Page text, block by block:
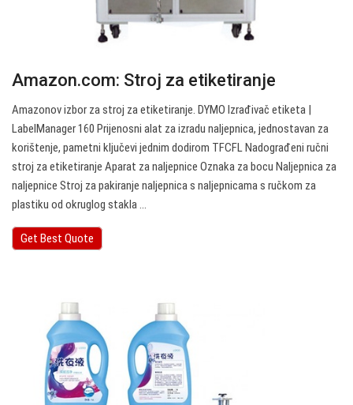
Amazon.com: Stroj za etiketiranje
Amazonov izbor za stroj za etiketiranje. DYMO Izrađivač etiketa |
LabelManager 160 Prijenosni alat za izradu naljepnica, jednostavan za
korištenje, pametni ključevi jednim dodirom TFCFL Nadograđeni ručni
stroj za etiketiranje Aparat za naljepnice Oznaka za bocu Naljepnica za
naljepnice Stroj za pakiranje naljepnica s naljepnicama s ručkom za
plastiku od okruglog stakla ...
Get Best Quote